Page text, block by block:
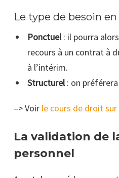
Le type de besoin
Ponctuel: il pourra
recours à un contrat à
à l’intérim.
Structurel: on préférera
–> Voir le cours de droit
La validation de
personnel